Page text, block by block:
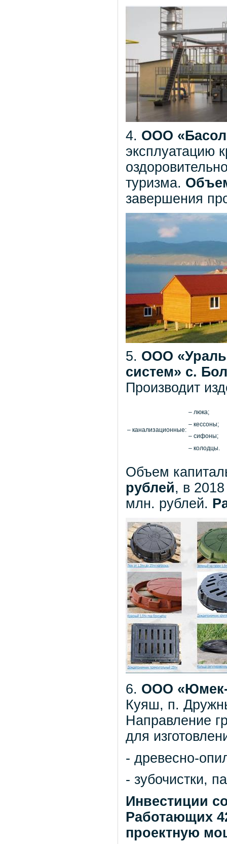
4. ООО
эксплуатацию
туризма.
завершения
5. ООО
систем» с.
Производит
– канализационные:
– люка;
– кессоны;
– сифоны;
– колодцы.
Объем
рублей, в
млн. рублей.
6. ООО
Куяш, п.
Направление
для
- древесно-
- зубочистки,
Инвестиции
Работающих
проектную